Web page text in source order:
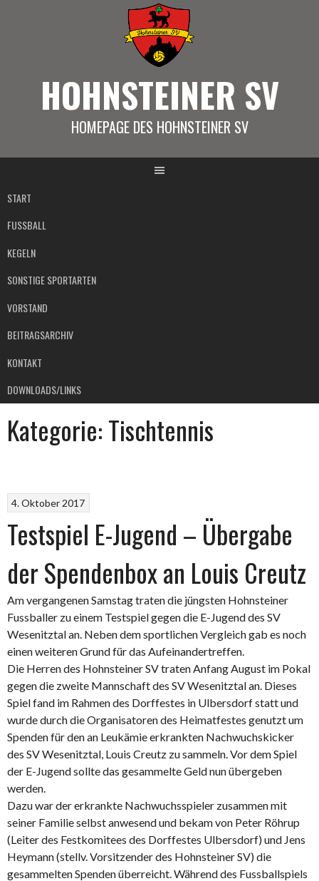
HOHNSTEINER SV
HOMEPAGE DES HOHNSTEINER SV
START
FUSSBALL
KEGELN
SONSTIGE SPORTARTEN
VORSTAND
BEITRAGSARCHIV
KONTAKT
DOWNLOADS/LINKS
Kategorie:Tischtennis
4. Oktober 2017
Testspiel E-Jugend – Übergabe
der Spendenbox an Louis Creutz
Am vergangenen Samstag traten die jüngsten Hohnsteiner
Fussballer zu einem Testspiel gegen die E-Jugend des SV
Wesenitztal an. Neben dem sportlichen Vergleich gab es noch
einen weiteren Grund für das Aufeinandertreffen.
Die Herren des Hohnsteiner SV traten Anfang August im Pokal
gegen die zweite Mannschaft des SV Wesenitztal an. Dieses
Spiel fand im Rahmen des Dorffestes in Ulbersdorf statt und
wurde durch die Organisatoren des Heimatfestes genutzt um
Spenden für den an Leukämie erkrankten Nachwuchskicker
des SV Wesenitztal, Louis Creutz zu sammeln. Vor dem Spiel
der E-Jugend sollte das gesammelte Geld nun übergeben
werden.
Dazu war der erkrankte Nachwuchsspieler zusammen mit
seiner Familie selbst anwesend und bekam von Peter Röhrup
(Leiter des Festkomitees des Dorffestes Ulbersdorf) und Jens
Heymann (stellv. Vorsitzender des Hohnsteiner SV) die
gesammelten Spenden überreicht. Während des Fussballspiels